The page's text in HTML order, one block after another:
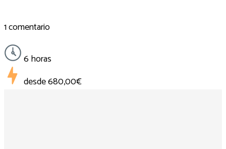
1 comentario
6 horas
desde680,00€